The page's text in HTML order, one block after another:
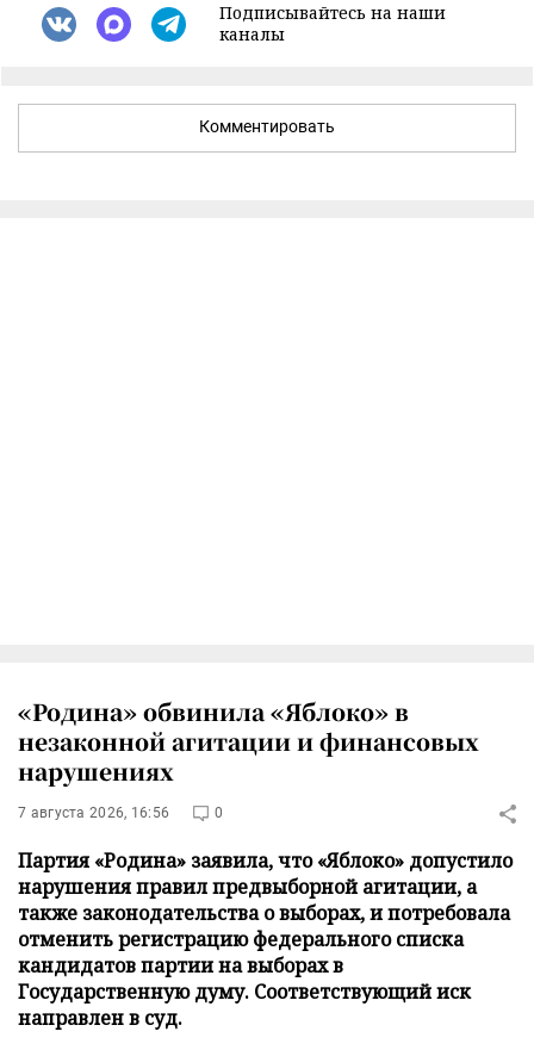
Подписывайтесь на наши
каналы
Комментировать
«Родина» обвинила «Яблоко» в
незаконной агитации и финансовых
нарушениях
7 августа 2026, 16:56 0
Партия «Родина» заявила, что «Яблоко» допустило
нарушения правил предвыборной агитации, а
также законодательства о выборах, и потребовала
отменить регистрацию федерального списка
кандидатов партии на выборах в
Государственную думу. Соответствующий иск
направлен в суд.